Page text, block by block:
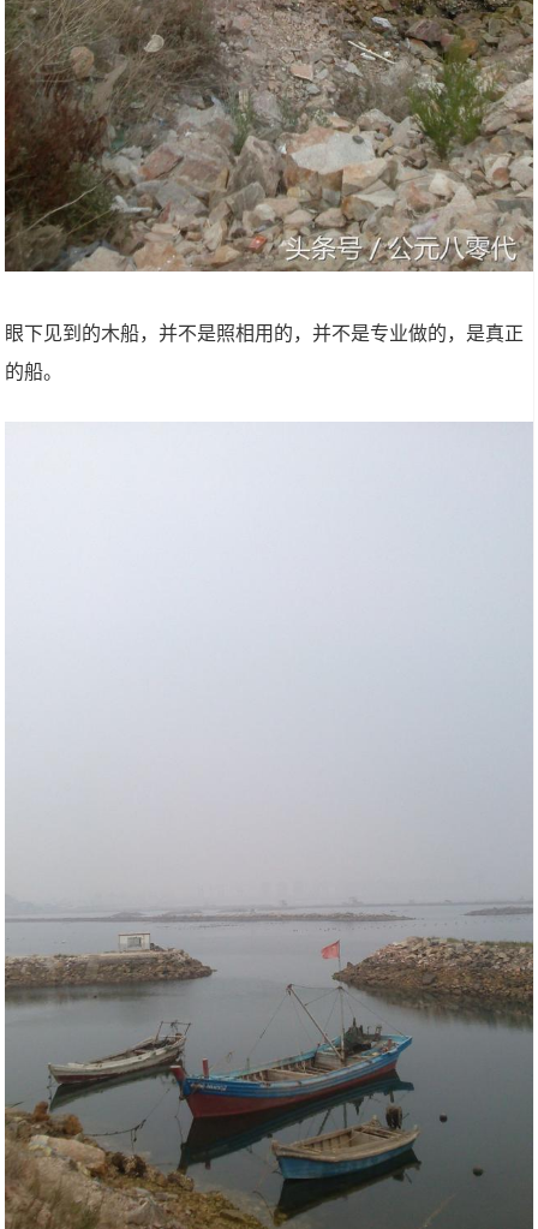
眼下见到的木船，并不是照相用的，并不是专业做的，是真正
的船。